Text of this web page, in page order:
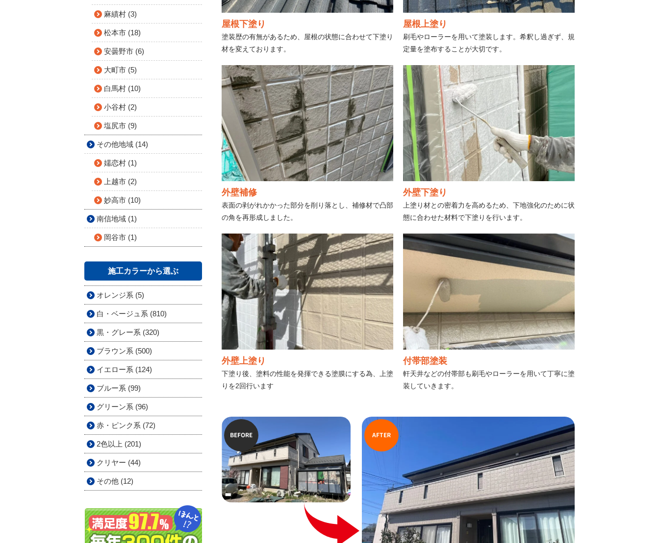
屋根下塗り
塗装歴の有無があるため、屋根の状態に合わせて下塗り
材を変えております。
屋根上塗り
刷毛やローラーを用いて塗装します。希釈し過ぎず、規
定量を塗布することが大切です。
外壁補修
表面の剥がれかかった部分を削り落とし、補修材で凸部
の角を再形成しました。
外壁下塗り
上塗り材との密着力を高めるため、下地強化のために状
態に合わせた材料で下塗りを行います。
外壁上塗り
下塗り後、塗料の性能を発揮できる塗膜にする為、上塗
りを2回行います
付帯部塗装
軒天井などの付帯部も刷毛やローラーを用いて丁寧に塗
装していきます。
AFTER
BEFORE
麻績村 (3)
松本市 (18)
安曇野市 (6)
大町市 (5)
白馬村 (10)
小谷村 (2)
塩尻市 (9)
その他地域 (14)
嬬恋村 (1)
上越市 (2)
妙高市 (10)
南信地域 (1)
岡谷市 (1)
施工カラーから選ぶ
オレンジ系 (5)
白・ベージュ系 (810)
黒・グレー系 (320)
ブラウン系 (500)
イエロー系 (124)
ブルー系 (99)
グリーン系 (96)
赤・ピンク系 (72)
2色以上 (201)
クリヤー (44)
その他 (12)